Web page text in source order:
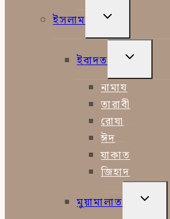
ইসলাম
TOGGLE
MENU
ইবাদত
TOGGLE
MENU
নামায
তারাবী
রোযা
ঈদ
যাকাত
জিহাদ
মুয়ামালাত
TOGGLE